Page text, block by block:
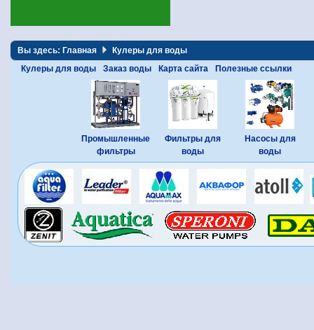
Вы здесь: Главная
Кулеры для воды
Кулеры для воды
Заказ воды Карта сайта Полезные ссылки
Промышленные
фильтры
Фильтры для
воды
Насосы для
воды